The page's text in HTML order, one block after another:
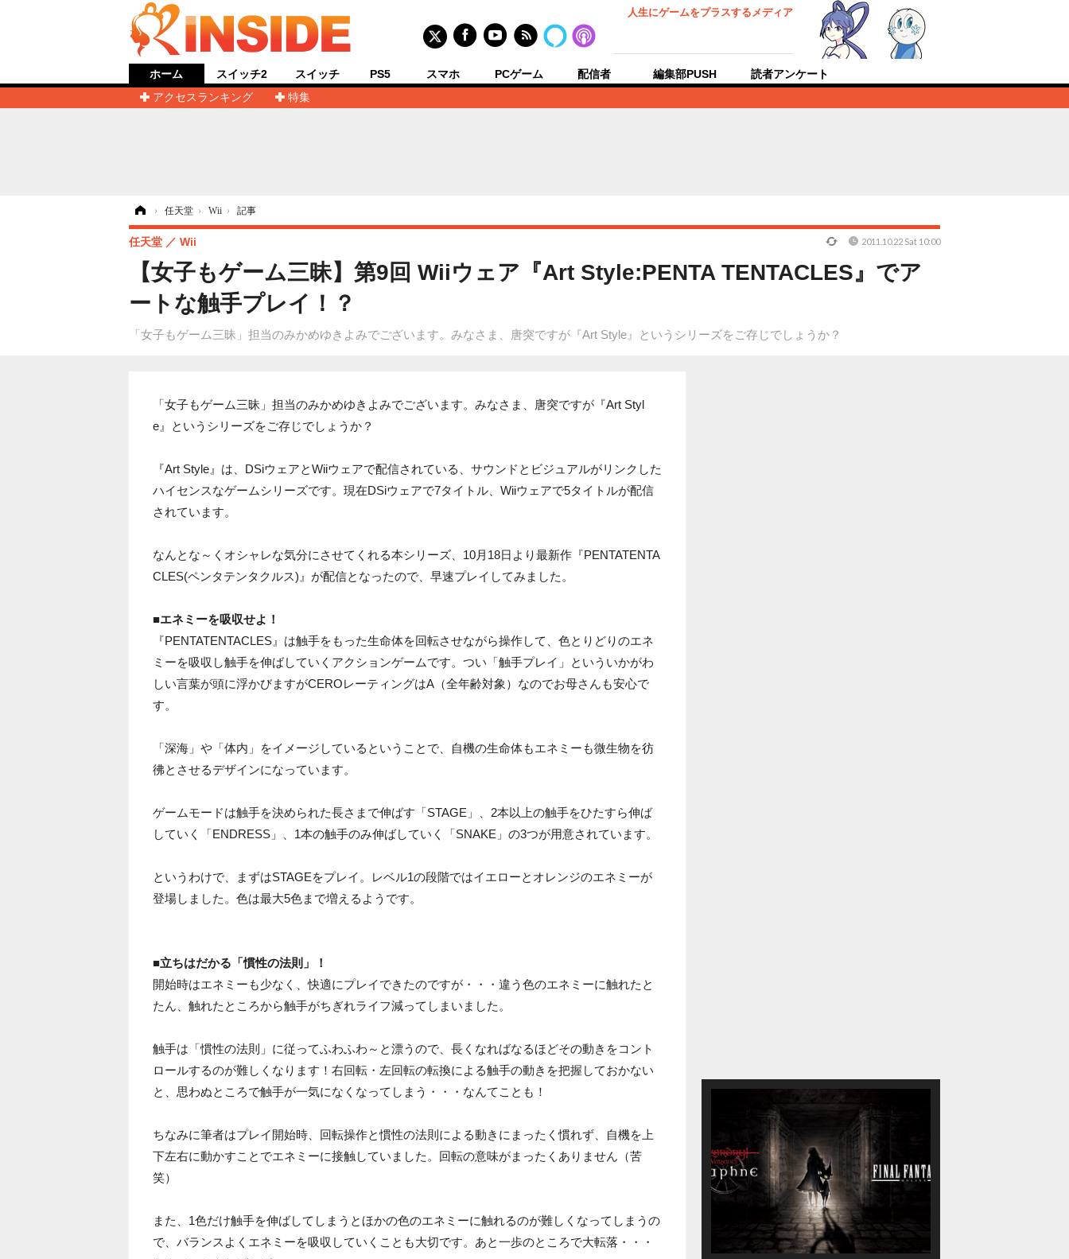
人生にゲームをプラスするメディア
ホーム
アクセスランキング
特集
スイッチ2 スイッチ PS5 スマホ PCゲーム 配信者 編集部PUSH 読者アンケート
› 任天堂 › Wii › 記事
【女子もゲーム三昧】第9回 Wiiウェア『Art Style:PENTA TENTACLES』でア
ートな触手プレイ！？
「女子もゲーム三昧」担当のみかめゆきよみでございます。みなさま、唐突ですが『Art Style』というシリーズをご存じでしょうか？
任天堂 Wii 2011.10.22 Sat 10:00
「女子もゲーム三昧」担当のみかめゆきよみでございます。みなさま、唐突ですが『Art Styl
e』というシリーズをご存じでしょうか？
『Art Style』は、DSiウェアとWiiウェアで配信されている、サウンドとビジュアルがリンクした
ハイセンスなゲームシリーズです。現在DSiウェアで7タイトル、Wiiウェアで5タイトルが配信
されています。
なんとな～くオシャレな気分にさせてくれる本シリーズ、10月18日より最新作『PENTATENTA
CLES(ペンタテンタクルス)』が配信となったので、早速プレイしてみました。
■エネミーを吸収せよ！
『PENTATENTACLES』は触手をもった生命体を回転させながら操作して、色とりどりのエネ
ミーを吸収し触手を伸ばしていくアクションゲームです。つい「触手プレイ」といういかがわ
しい言葉が頭に浮かびますがCEROレーティングはA（全年齢対象）なのでお母さんも安心で
す。
「深海」や「体内」をイメージしているということで、自機の生命体もエネミーも微生物を彷
彿とさせるデザインになっています。
ゲームモードは触手を決められた長さまで伸ばす「STAGE」、2本以上の触手をひたすら伸ば
していく「ENDRESS」、1本の触手のみ伸ばしていく「SNAKE」の3つが用意されています。
というわけで、まずはSTAGEをプレイ。レベル1の段階ではイエローとオレンジのエネミーが
登場しました。色は最大5色まで増えるようです。
■立ちはだかる「慣性の法則」！
開始時はエネミーも少なく、快適にプレイできたのですが・・・違う色のエネミーに触れたと
たん、触れたところから触手がちぎれライフ減ってしまいました。
触手は「慣性の法則」に従ってふわふわ～と漂うので、長くなればなるほどその動きをコント
ロールするのが難しくなります！右回転・左回転の転換による触手の動きを把握しておかない
と、思わぬところで触手が一気になくなってしまう・・・なんてことも！
ちなみに筆者はプレイ開始時、回転操作と慣性の法則による動きにまったく慣れず、自機を上
下左右に動かすことでエネミーに接触していました。回転の意味がまったくありません（苦
笑）
また、1色だけ触手を伸ばしてしまうとほかの色のエネミーに触れるのが難しくなってしまうの
で、バランスよくエネミーを吸収していくことも大切です。あと一歩のところで大転落・・・